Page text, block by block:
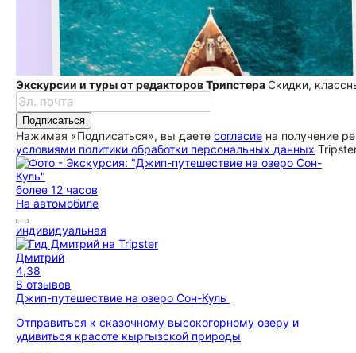
Экскурсии и туры от редакторов ТрипстераСкидки,
Подписаться
Нажимая «Подписаться», вы даете согласие на получение
условиями политики обработки персональных данных
более 12 часов
На автомобиле
индивидуальная
Дмитрий
4,38
8 отзывов
Джип-путешествие на озеро Сон-Куль
Отправиться к сказочному высокогорному озеру и
удивиться красоте кыргызской природы